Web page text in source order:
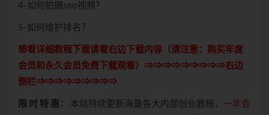
4-如何拍摄seo视频？
5-如何维护排名？
想看详细教程下载请看右边下载内容（请注意： 购买年度
会员和永久会员免费下载观看）⇒⇒⇒⇒⇒⇒⇒⇒⇒右边
侧栏⇒⇒⇒⇒⇒⇒⇒⇒⇒
限 时 特 惠： 本站持续更新海量各大内部创业教程， 一年会